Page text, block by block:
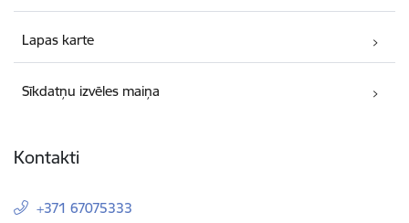
Lapas karte
Sīkdatņu izvēles maiņa
Kontakti
+371 67075333